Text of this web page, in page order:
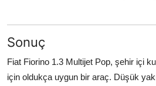
Sonuç
Fiat Fiorino 1.3 Multijet Pop, şehir içi
için oldukça uygun bir araç. Düşük